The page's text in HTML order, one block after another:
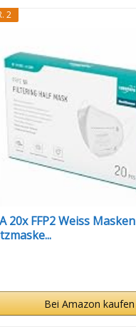
2
20x FFP2 Weiss Masken
Bei Amazon kaufen